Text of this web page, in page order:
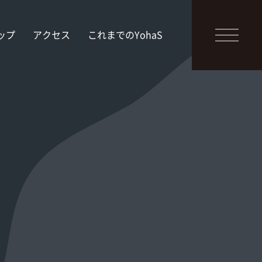
プ アクセス これまでのYohaS